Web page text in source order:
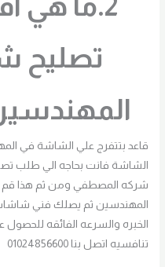
تصليح
قاعد بتتفرج علي الشاشة في
الشاشة فانت بحاجه الي طلب
شركه المصطفي ومن ثم هذا
المهندسين ثم يصلك فني
الخبره والسرعه الفائقه
تنافسيه اتصل بنا 01024856600